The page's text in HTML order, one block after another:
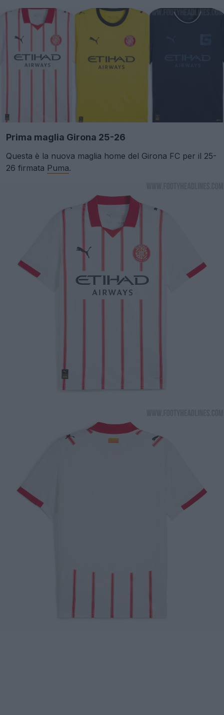
Prima maglia Girona 25-26
Questa è la nuova maglia home del Girona FC per il 25-
26 firmata Puma.